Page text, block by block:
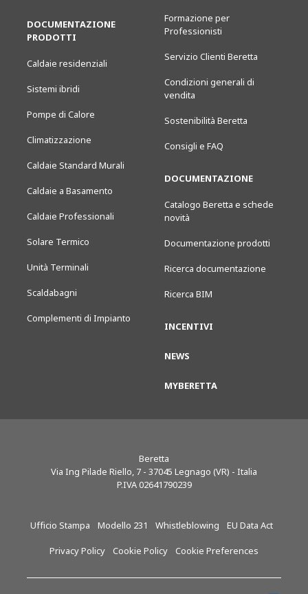
DOCUMENTAZIONE
PRODOTTI
Caldaie residenziali
Sistemi ibridi
Pompe di Calore
Climatizzazione
Caldaie Standard Murali
Caldaie a Basamento
Caldaie Professionali
Solare Termico
Unità Terminali
Scaldabagni
Complementi di Impianto
Formazione per
Professionisti
Servizio Clienti Beretta
Condizioni generali di
vendita
Sostenibilità Beretta
Consigli e FAQ
DOCUMENTAZIONE
Catalogo Beretta e schede
novità
Documentazione prodotti
Ricerca documentazione
Ricerca BIM
INCENTIVI
NEWS
MYBERETTA
Beretta
Via Ing Pilade Riello, 7 - 37045 Legnago (VR) - Italia
P.IVA 02641790239
Ufficio Stampa Modello 231 Whistleblowing EU Data Act
Privacy Policy Cookie Policy Cookie Preferences